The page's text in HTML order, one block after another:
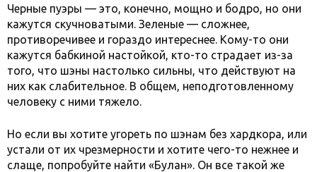
Черные пуэры — это, конечно, мощно и бодро, но они
кажутся скучноватыми. Зеленые — сложнее,
противоречивее и гораздо интереснее. Кому-то они
кажутся бабкиной настойкой, кто-то страдает из-за
того, что шэны настолько сильны, что действуют на
них как слабительное. В общем, неподготовленному
человеку с ними тяжело.
Но если вы хотите угореть по шэнам без хардкора, или
устали от их чрезмерности и хотите чего-то нежнее и
слаще, попробуйте найти «Булан». Он все такой же